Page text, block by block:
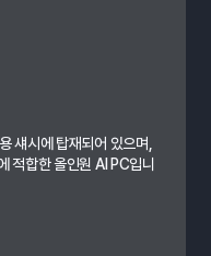
섀시에 탑재되어 있으며,
적합한 올인원 AI PC입니